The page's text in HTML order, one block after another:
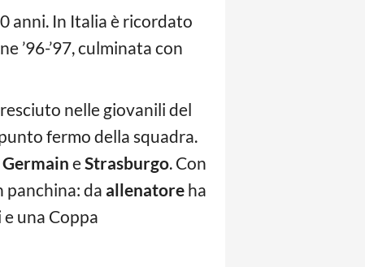
anni. In Italia è ricordato
’96-’97, culminata con
nelle giovanili del
fermo della squadra.
eStrasburgo. Con
panchina: da allenatore ha
una Coppa